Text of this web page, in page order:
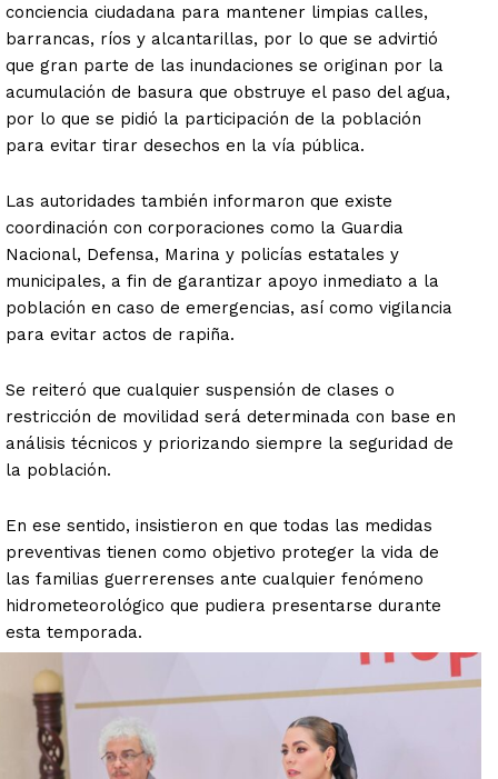
conciencia ciudadana para mantener limpias calles,
barrancas, ríos y alcantarillas, por lo que se advirtió
que gran parte de las inundaciones se originan por la
acumulación de basura que obstruye el paso del agua,
por lo que se pidió la participación de la población
para evitar tirar desechos en la vía pública.
Las autoridades también informaron que existe
coordinación con corporaciones como la Guardia
Nacional, Defensa, Marina y policías estatales y
municipales, a fin de garantizar apoyo inmediato a la
población en caso de emergencias, así como vigilancia
para evitar actos de rapiña.
Se reiteró que cualquier suspensión de clases o
restricción de movilidad será determinada con base en
análisis técnicos y priorizando siempre la seguridad de
la población.
En ese sentido, insistieron en que todas las medidas
preventivas tienen como objetivo proteger la vida de
las familias guerrerenses ante cualquier fenómeno
hidrometeorológico que pudiera presentarse durante
esta temporada.